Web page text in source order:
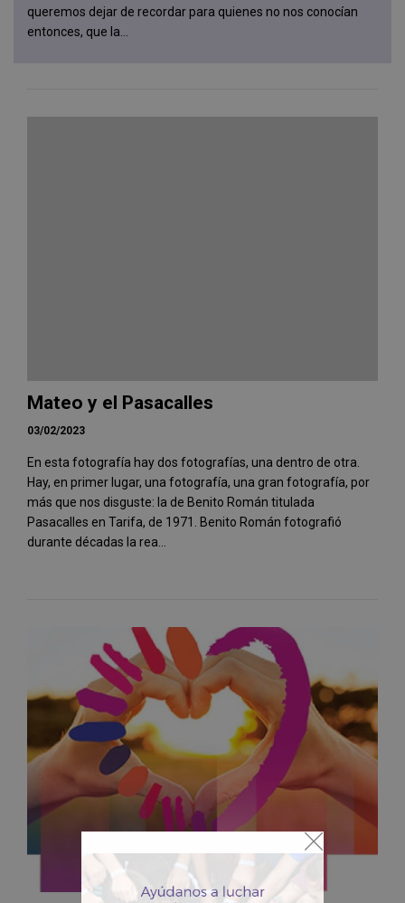
queremos dejar de recordar para quienes no nos conocían
entonces, que la...
Mateo y el Pasacalles
03/02/2023
En esta fotografía hay dos fotografías, una dentro de otra.
Hay, en primer lugar, una fotografía, una gran fotografía, por
más que nos disguste: la de Benito Román titulada
Pasacalles en Tarifa, de 1971. Benito Román fotografió
durante décadas la rea...